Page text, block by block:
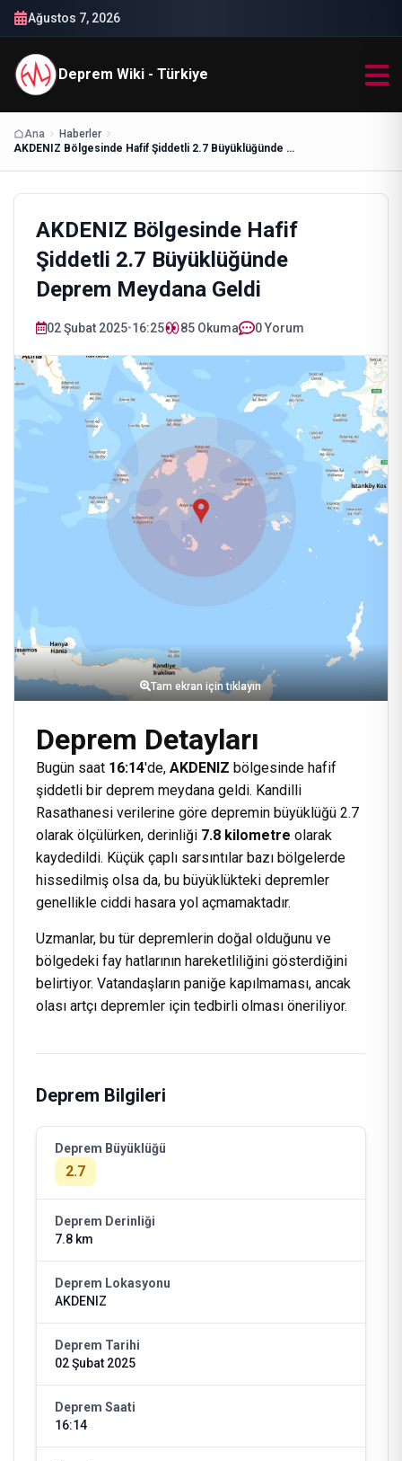
Ağustos 7, 2026
Deprem Wiki - Türkiye
Ana
Haberler
AKDENIZ Bölgesinde Hafif Şiddetli 2.7 Büyüklüğünde Deprem Meydana Geldi
AKDENIZ Bölgesinde Hafif
Şiddetli 2.7 Büyüklüğünde
Deprem Meydana Geldi
02 Şubat 2025•16:25 85 Okuma 0 Yorum
Tam ekran için tıklayın
Deprem Detayları
Bugün saat 16:14'de, AKDENIZ bölgesinde hafif
şiddetli bir deprem meydana geldi. Kandilli
Rasathanesi verilerine göre depremin büyüklüğü 2.7
olarak ölçülürken, derinliği 7.8 kilometre olarak
kaydedildi. Küçük çaplı sarsıntılar bazı bölgelerde
hissedilmiş olsa da, bu büyüklükteki depremler
genellikle ciddi hasara yol açmamaktadır.
Uzmanlar, bu tür depremlerin doğal olduğunu ve
bölgedeki fay hatlarının hareketliliğini gösterdiğini
belirtiyor. Vatandaşların paniğe kapılmaması, ancak
olası artçı depremler için tedbirli olması öneriliyor.
Deprem Bilgileri
Deprem Büyüklüğü
2.7
Deprem Derinliği
7.8 km
Deprem Lokasyonu
AKDENIZ
Deprem Tarihi
02 Şubat 2025
Deprem Saati
16:14